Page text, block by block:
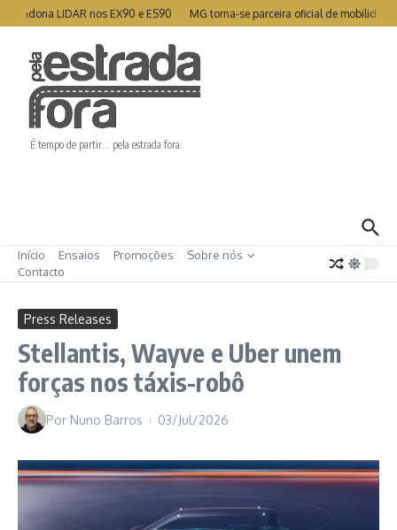
Ir para o conteúdo
LIDAR nos EX90 e ES90 MG torna-se parceira oficial de mobilidade
É tempo de partir… pela estrada fora.
Início Ensaios Promoções
Sobre nós
Contacto
Press Releases
Stellantis, Wayve e Uber unem
forças nos táxis-robô
Por Nuno Barros 03/Jul/2026